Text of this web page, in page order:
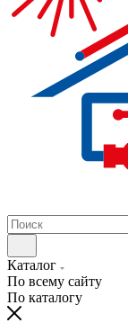
Каталог
По всему сайту
По каталогу